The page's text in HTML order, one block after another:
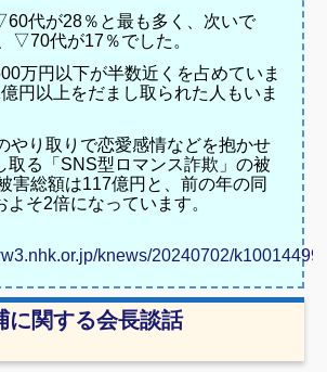
代が28％と最も多く、次いで
▽70代が17％でした。
万円以下が半数近くを占めていま
円以上をだまし取られた人もいま
やり取りで恋愛感情などを抱かせ
取る「SNS型ロマンス詐欺」の被
害総額は117億円と、前の年の同
よそ2倍になっています。
knews/20240702/
に関する会長談話